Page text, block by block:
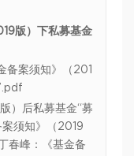
版）下私募基金
备案须知》（201
）后私募基金“募
须知》（2019
春峰：《基金备